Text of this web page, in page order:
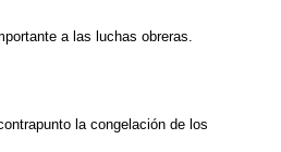
a las luchas obreras.
la congelación de los